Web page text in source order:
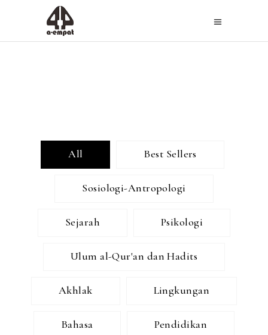
All Best Sellers
Sosiologi-Antropologi
Sejarah Psikologi
Ulum al-Qur'an dan Hadits
Akhlak Lingkungan
Bahasa Pendidikan